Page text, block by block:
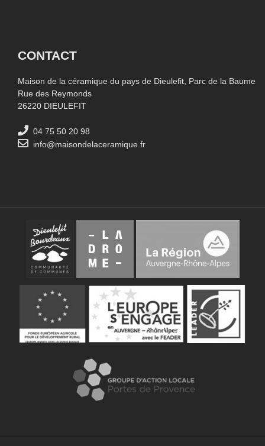
CONTACT
Maison de la céramique du pays de Dieulefit, Parc de la Baume
Rue des Reymonds
26220 DIEULEFIT
04 75 50 20 98
info@maisondelaceramique.fr